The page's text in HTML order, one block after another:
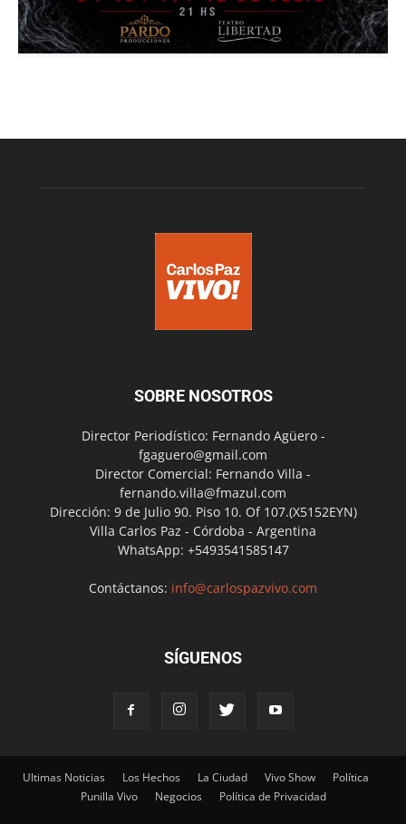
SOBRE NOSOTROS
Director Periodístico: Fernando Agüero -
fgaguero@gmail.com
Director Comercial: Fernando Villa -
fernando.villa@fmazul.com
Dirección: 9 de Julio 90. Piso 10. Of 107.(X5152EYN)
Villa Carlos Paz - Córdoba - Argentina
WhatsApp: +5493541585147
Contáctanos: info@carlospazvivo.com
SÍGUENOS
Ultimas Noticias Los Hechos La Ciudad Vivo Show
Política
Punilla Vivo
Negocios Política de Privacidad